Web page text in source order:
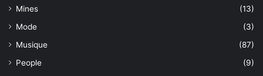
Mines
(13)
Mode
(3)
Musique
(87)
People
(9)